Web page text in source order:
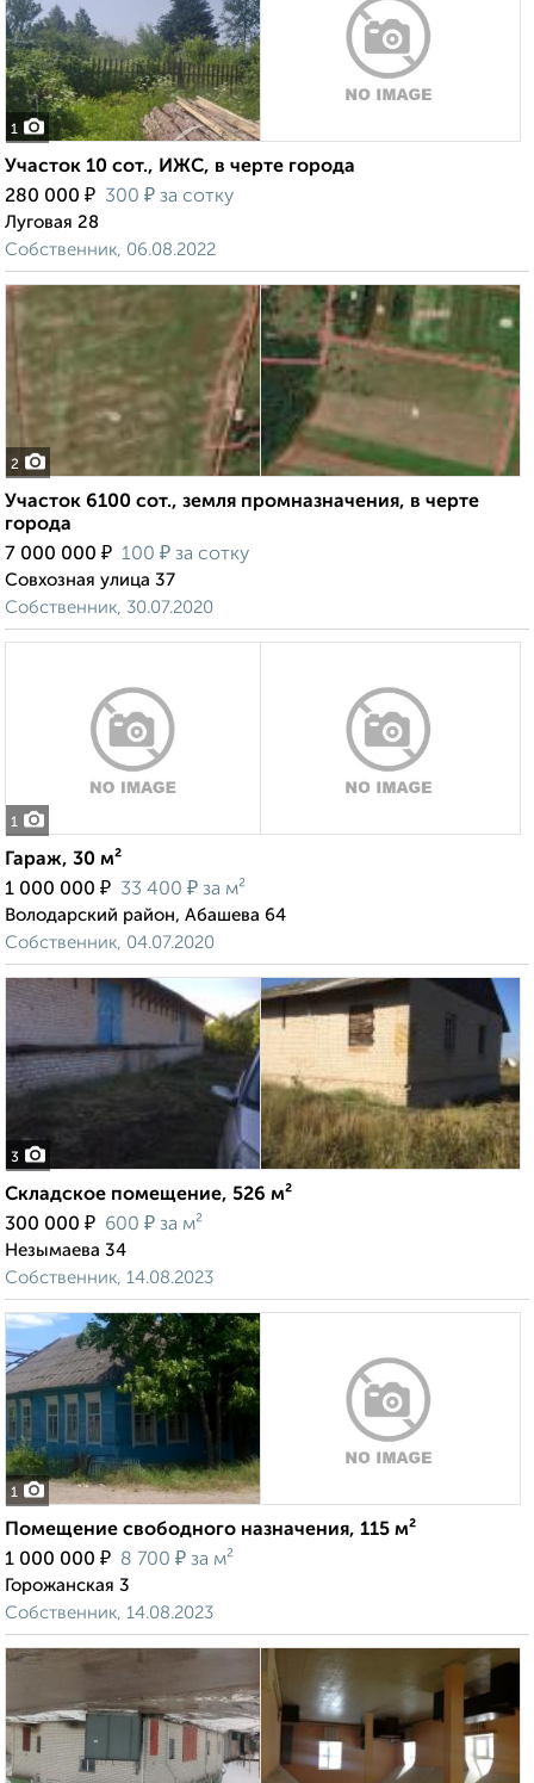
1
Участок 10 сот., ИЖС, в черте города
280 000 ₽ 300 ₽ за сотку
Луговая 28
Собственник, 06.08.2022
2
Участок 6100 сот., земля промназначения, в черте
города
7 000 000 ₽ 100 ₽ за сотку
Совхозная улица 37
Собственник, 30.07.2020
1
Гараж, 30 м²
1 000 000 ₽ 33 400 ₽ за м²
Володарский район, Абашева 64
Собственник, 04.07.2020
3
Складское помещение, 526 м²
300 000 ₽ 600 ₽ за м²
Незымаева 34
Собственник, 14.08.2023
1
Помещение свободного назначения, 115 м²
1 000 000 ₽ 8 700 ₽ за м²
Горожанская 3
Собственник, 14.08.2023